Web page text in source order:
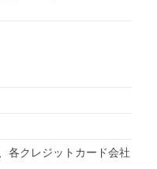
各クレジットカード会社